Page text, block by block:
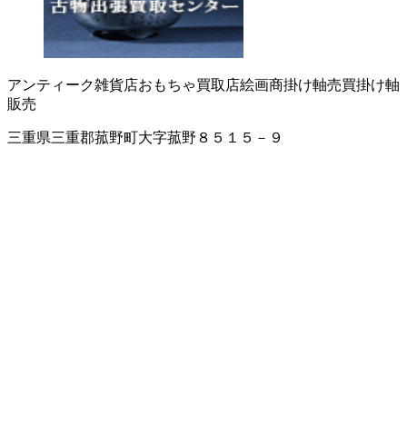
アンティーク雑貨店おもちゃ買取店絵画商掛け軸売買掛け軸
販売
三重県三重郡菰野町大字菰野８５１５－９